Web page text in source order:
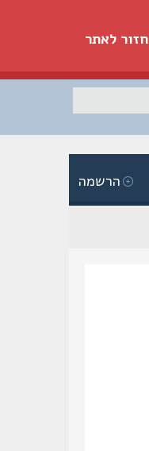
חזור לאתר
הרשמה